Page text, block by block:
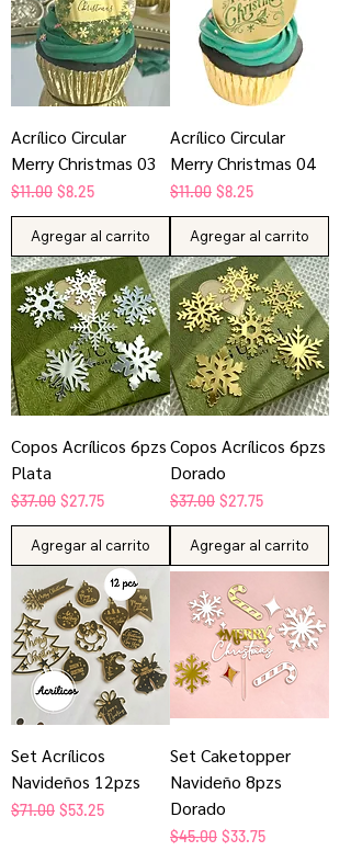
Acrílico Circular
Merry Christmas 03
Precio
$11.00 Precio de oferta
$8.25
Agregar al carrito
Acrílico Circular
Merry Christmas 04
Precio
$11.00 Precio de oferta
$8.25
Agregar al carrito
Copos Acrílicos 6pzs
Plata
Precio
$37.00 Precio de oferta
$27.75
Agregar al carrito
Copos Acrílicos 6pzs
Dorado
Precio
$37.00 Precio de oferta
$27.75
Agregar al carrito
Set Acrílicos
Navideños 12pzs
Precio
$71.00 Precio de oferta
$53.25
Set Caketopper
Navideño 8pzs
Dorado
Precio
$45.00 Precio de oferta
$33.75